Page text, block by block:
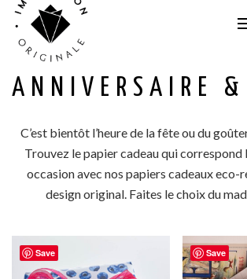
ANNIVERSAIRE &
C’est bientôt l’heure de la fête ou du
Trouvez le papier cadeau qui correspond
occasion avec nos papiers cadeaux eco-
design original. Faites le choix du
Save Save